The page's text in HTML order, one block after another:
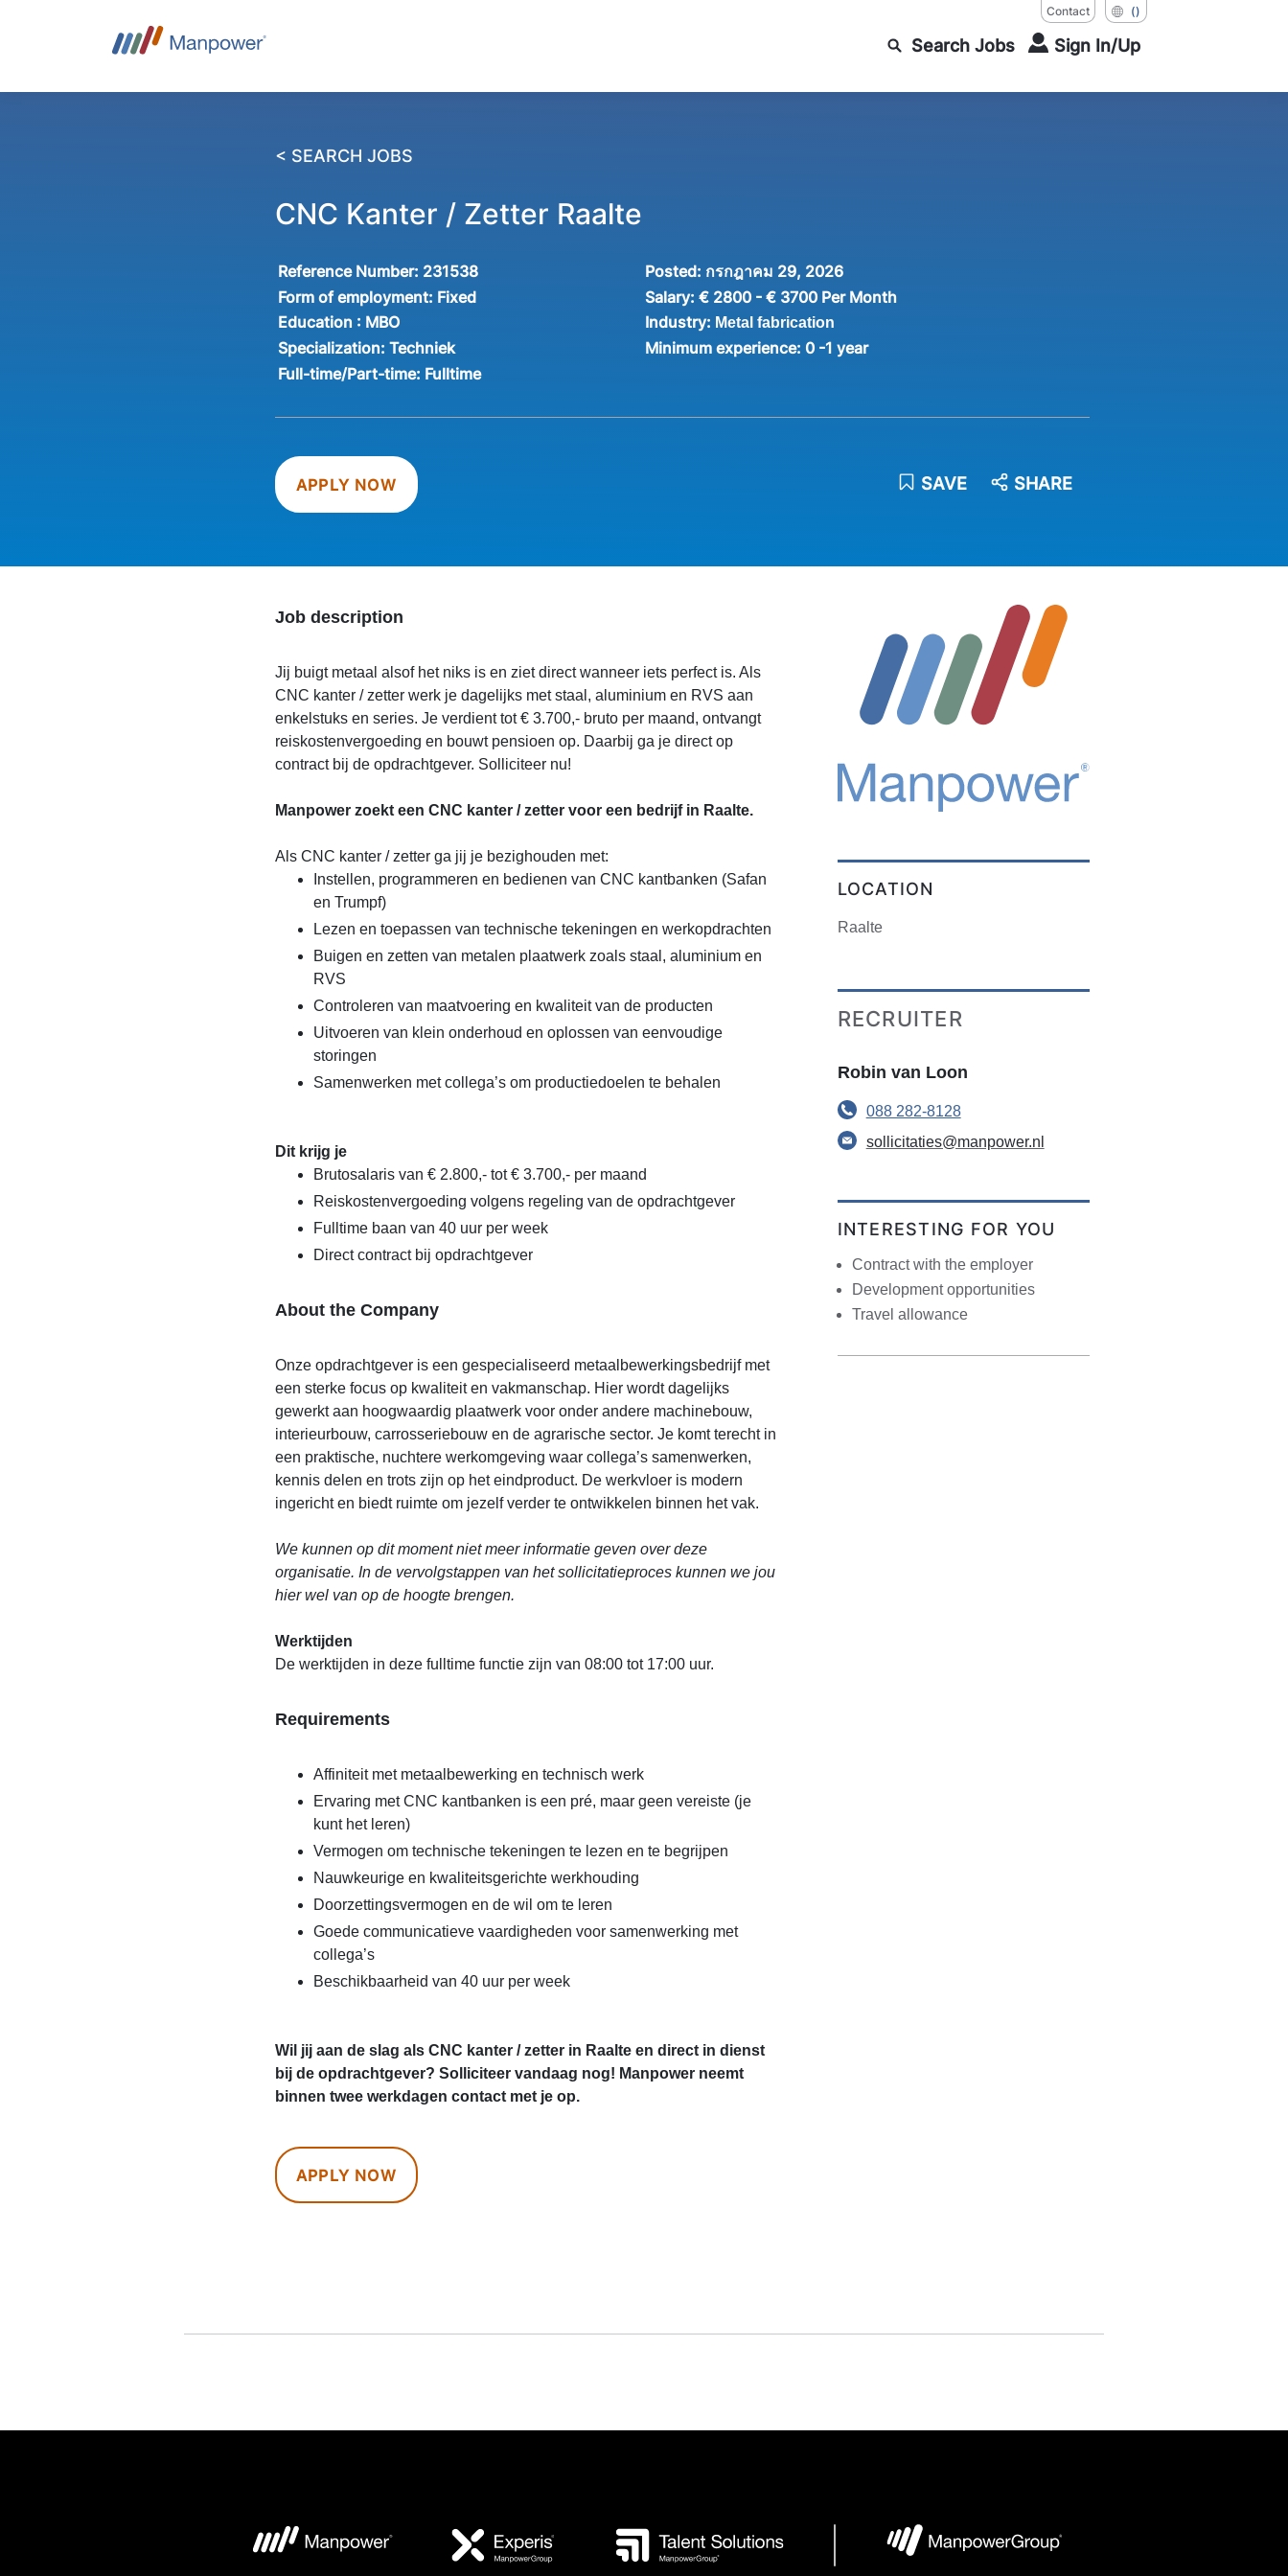
Contact ()
Search Jobs Sign In/Up
< SEARCH JOBS
CNC Kanter / Zetter Raalte
Reference Number: 231538 Posted: กรกฎาคม 29, 2026
Form of employment: Fixed Salary: € 2800 - € 3700 Per Month
Education : MBO Industry: Metal fabrication
Specialization:Techniek Minimum experience: 0 -1 year
Full-time/Part-time: Fulltime
APPLY NOW SAVE SHARE
Job description
Jij buigt metaal alsof het niks is en ziet direct wanneer iets perfect is. Als
CNC kanter / zetter werk je dagelijks met staal, aluminium en RVS aan
enkelstuks en series. Je verdient tot € 3.700,- bruto per maand, ontvangt
reiskostenvergoeding en bouwt pensioen op. Daarbij ga je direct op
contract bij de opdrachtgever. Solliciteer nu!
Manpower zoekt een CNC kanter / zetter voor een bedrijf in Raalte.
Als CNC kanter / zetter ga jij je bezighouden met:
Instellen, programmeren en bedienen van CNC kantbanken (Safan
en Trumpf)
Lezen en toepassen van technische tekeningen en werkopdrachten
Buigen en zetten van metalen plaatwerk zoals staal, aluminium en
RVS
Controleren van maatvoering en kwaliteit van de producten
Uitvoeren van klein onderhoud en oplossen van eenvoudige
storingen
Samenwerken met collega’s om productiedoelen te behalen
Dit krijg je
Brutosalaris van € 2.800,- tot € 3.700,- per maand
Reiskostenvergoeding volgens regeling van de opdrachtgever
Fulltime baan van 40 uur per week
Direct contract bij opdrachtgever
About the Company
Onze opdrachtgever is een gespecialiseerd metaalbewerkingsbedrijf met
een sterke focus op kwaliteit en vakmanschap. Hier wordt dagelijks
gewerkt aan hoogwaardig plaatwerk voor onder andere machinebouw,
interieurbouw, carrosseriebouw en de agrarische sector. Je komt terecht in
een praktische, nuchtere werkomgeving waar collega’s samenwerken,
kennis delen en trots zijn op het eindproduct. De werkvloer is modern
ingericht en biedt ruimte om jezelf verder te ontwikkelen binnen het vak.
We kunnen op dit moment niet meer informatie geven over deze
organisatie. In de vervolgstappen van het sollicitatieproces kunnen we jou
hier wel van op de hoogte brengen.
Werktijden
De werktijden in deze fulltime functie zijn van 08:00 tot 17:00 uur.
Requirements
Affiniteit met metaalbewerking en technisch werk
Ervaring met CNC kantbanken is een pré, maar geen vereiste (je
kunt het leren)
Vermogen om technische tekeningen te lezen en te begrijpen
Nauwkeurige en kwaliteitsgerichte werkhouding
Doorzettingsvermogen en de wil om te leren
Goede communicatieve vaardigheden voor samenwerking met
collega’s
Beschikbaarheid van 40 uur per week
Wil jij aan de slag als CNC kanter / zetter in Raalte en direct in dienst
bij de opdrachtgever? Solliciteer vandaag nog! Manpower neemt
binnen twee werkdagen contact met je op.
APPLY NOW
LOCATION
Raalte
RECRUITER
Robin van Loon
088 282-8128
sollicitaties@manpower.nl
INTERESTING FOR YOU
Contract with the employer
Development opportunities
Travel allowance